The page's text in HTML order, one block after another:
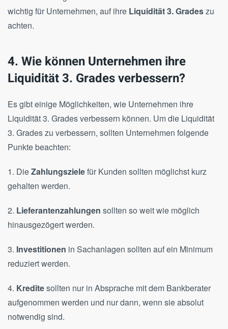
wichtig für Unternehmen, auf ihre Liquidität 3. Gradeszu
achten.
4. Wie können Unternehmen ihre
Liquidität 3. Grades verbessern?
Es gibt einige Möglichkeiten, wie Unternehmen ihre
Liquidität 3. Grades verbessern können. Um die Liquidität
3. Grades zu verbessern, sollten Unternehmen folgende
Punkte beachten:
1. DieZahlungszielefür Kunden sollten möglichst kurz
gehalten werden.
2. Lieferantenzahlungen sollten so weit wie möglich
hinausgezögert werden.
3. Investitionen in Sachanlagen sollten auf ein Minimum
reduziert werden.
4. Kreditesollten nur in Absprache mit dem Bankberater
aufgenommen werden und nur dann, wenn sie absolut
notwendig sind.